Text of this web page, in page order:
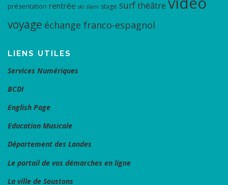
présentation rentrée ski slam stage surfthéâtre
voyage échange franco-espagnol
LIENS UTILES
Services Numériques
BCDI
English Page
Education Musicale
Département des Landes
Le portail de vos démarches en ligne
La ville de Soustons